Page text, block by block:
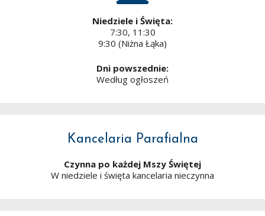
Niedziele i Święta:
7:30, 11:30
9:30 (Niżna Łąka)
Dni powszednie:
Według ogłoszeń
Kancelaria Parafialna
Czynna po każdej Mszy Świętej
W niedziele i święta kancelaria nieczynna